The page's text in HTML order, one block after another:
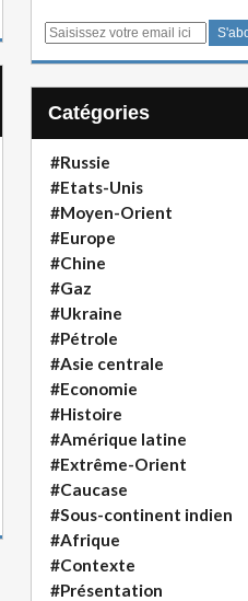
E
Catégories
#Russie
#Etats-Unis
#Moyen-Orient
#Europe
#Chine
#Gaz
#Ukraine
#Pétrole
#Asie centrale
#Economie
#Histoire
#Amérique latine
#Extrême-Orient
#Caucase
#Sous-continent indien
#Afrique
#Contexte
#Présentation